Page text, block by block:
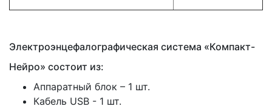
Электроэнцефалографическая система «Компакт-
Нейро» состоит из:
Аппаратный блок – 1 шт.
Кабель USB - 1 шт.